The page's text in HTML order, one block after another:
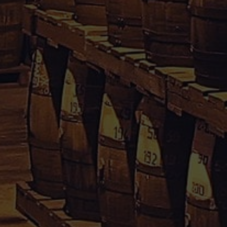
Rhum Caraïbes – Vente en ligne de rhum agricole de
Guadeloupe & Martinique.
Votre avis nous interesse, cliquez
içi
Informations
Conditions Générales de Vente
Mentions Légales
Paiement sécurisé
Politique de confidentialité
Droit de rétractation